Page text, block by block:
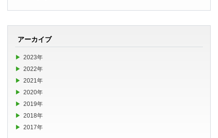
アーカイブ
2023年
2022年
2021年
2020年
2019年
2018年
2017年